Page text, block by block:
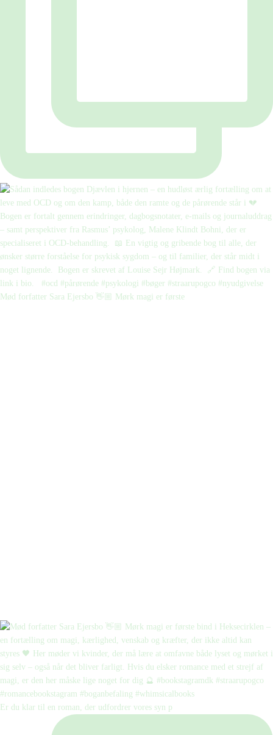
Mød forfatter Sara Ejersbo 👋🏼 Mørk magi er første
Er du klar til en roman, der udfordrer vores syn p